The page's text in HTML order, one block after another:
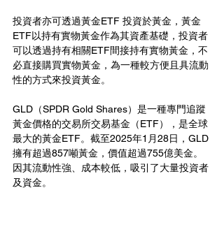
投資者亦可透過黃金ETF 投資於黃金，黃金
ETF以持有實物黃金作為其資產基礎，投資者
可以透過持有相關ETF間接持有實物黃金，不
必直接購買實物黃金，為一種較方便且具流動
性的方式來投資黃金。
GLD（SPDR Gold Shares）是一種專門追蹤
黃金價格的交易所交易基金（ETF），是全球
最大的黃金ETF。截至2025年1月28日，GLD
擁有超過857噸黃金，價值超過755億美金。
因其流動性強、成本較低，吸引了大量投資者
及資金。